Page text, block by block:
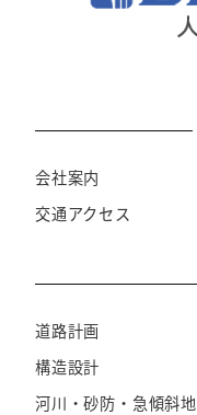
会社案内
交通アクセス
道路計画
構造設計
河川・砂防・急傾斜地